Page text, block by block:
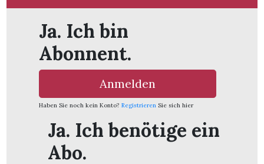
Ja. Ich bin
Abonnent.
Anmelden
Haben Sie noch kein Konto? Registrieren Sie sich hier
Ja. Ich benötige ein
Abo.